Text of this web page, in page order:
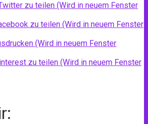
zu teilen (Wird in neuem Fenster
zu teilen (Wird in neuem Fenster
(Wird in neuem Fenster
zu teilen (Wird in neuem Fenster